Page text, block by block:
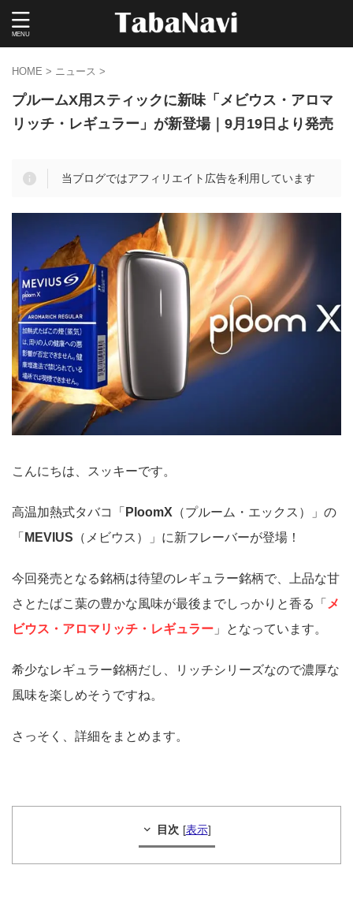
HOME > ニュース >
プルームX用スティックに新味「メビウス・アロマ
リッチ・レギュラー」が新登場｜9月19日より発売
当ブログではアフィリエイト広告を利用しています
こんにちは、スッキーです。
高温加熱式タバコ「 PloomX （プルーム・エックス）」の
「 MEVIUS （メビウス）」に新フレーバーが登場！
今回発売となる銘柄は待望のレギュラー銘柄で、上品な甘
さとたばこ葉の豊かな風味が最後までしっかりと香る「 メ
ビウス・アロマリッチ・レギュラー 」となっています。
希少なレギュラー銘柄だし、リッチシリーズなので濃厚な
風味を楽しめそうですね。
さっそく、詳細をまとめます。
目次 [表示]